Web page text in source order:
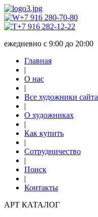
+7 916 280-70-80
+7 916 282-12-22
ежедневно с 9:00 до 20:00
Главная
|
О нас
|
Все художники сайта
|
О художниках
|
Как купить
|
Сотрудничество
|
Поиск
|
Контакты
АРТ КАТАЛОГ